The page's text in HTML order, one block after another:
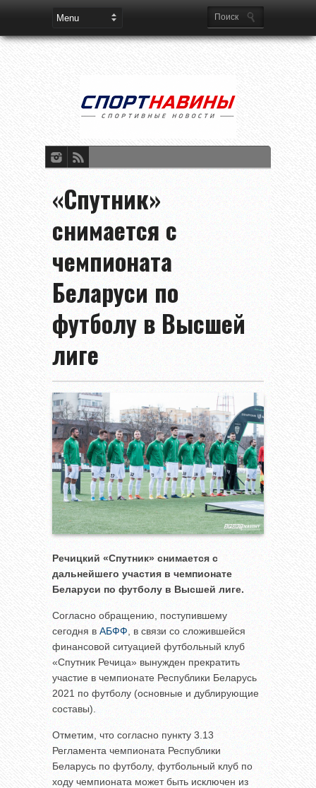
«Спутник»
снимается с
чемпионата
Беларуси по
футболу в Высшей
лиге
Речицкий «Спутник» снимается с
дальнейшего участия в чемпионате
Беларуси по футболу в Высшей лиге.
Согласно обращению, поступившему
сегодня в АБФФ , в связи со сложившейся
финансовой ситуацией футбольный клуб
«Спутник Речица» вынужден прекратить
участие в чемпионате Республики Беларусь
2021 по футболу (основные и дублирующие
составы).
Отметим, что согласно пункту 3.13
Регламента чемпионата Республики
Беларусь по футболу, футбольный клуб по
ходу чемпионата может быть исключен из